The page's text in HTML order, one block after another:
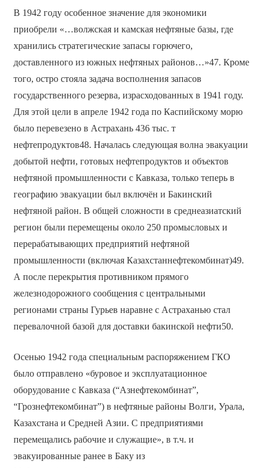
В 1942 году особенное значение для экономики
приобрели «…волжская и камская нефтяные базы, где
хранились стратегические запасы горючего,
доставленного из южных нефтяных районов…»47. Кроме
того, остро стояла задача восполнения запасов
государственного резерва, израсходованных в 1941 году.
Для этой цели в апреле 1942 года по Каспийскому морю
было перевезено в Астрахань 436 тыс. т
нефтепродуктов48. Началась следующая волна эвакуации
добытой нефти, готовых нефтепродуктов и объектов
нефтяной промышленности с Кавказа, только теперь в
географию эвакуации был включён и Бакинский
нефтяной район. В общей сложности в среднеазиатский
регион были перемещены около 250 промысловых и
перерабатывающих предприятий нефтяной
промышленности (включая Казахстаннефтекомбинат)49.
А после перекрытия противником прямого
железнодорожного сообщения с центральными
регионами страны Гурьев наравне с Астраханью стал
перевалочной базой для доставки бакинской нефти50.
Осенью 1942 года специальным распоряжением ГКО
было отправлено «буровое и эксплуатационное
оборудование с Кавказа (“Азнефтекомбинат”,
“Грознефтекомбинат”) в нефтяные районы Волги, Урала,
Казахстана и Средней Азии. С предприятиями
перемещались рабочие и служащие», в т.ч. и
эвакуированные ранее в Баку из